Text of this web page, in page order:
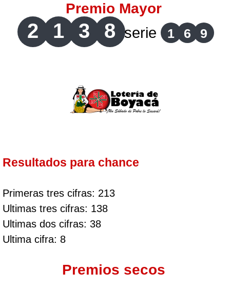
Premio Mayor
2 1 3 8 serie 1 6 9
Resultados para chance
Primeras tres cifras: 213
Ultimas tres cifras: 138
Ultimas dos cifras: 38
Ultima cifra: 8
Premios secos